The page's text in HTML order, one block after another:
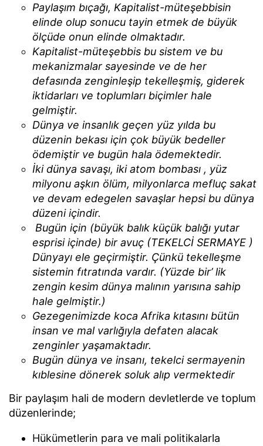
Paylaşım bıçağı, Kapitalist-müteşebbisin
elinde olup sonucu tayin etmek de büyük
ölçüde onun elinde olmaktadır.
Kapitalist-müteşebbis bu sistem ve bu
mekanizmalar sayesinde ve de her
defasında zenginleşip tekelleşmiş, giderek
iktidarları ve toplumları biçimler hale
gelmiştir.
Dünya ve insanlık geçen yüz yılda bu
düzenin bekası için çok büyük bedeller
ödemiştir ve bugün hala ödemektedir.
İki dünya savaşı, iki atom bombası , yüz
milyonu aşkın ölüm, milyonlarca mefluç sakat
ve devam edegelen savaşlar hepsi bu dünya
düzeni içindir.
Bugün için (büyük balık küçük balığı yutar
esprisi içinde) bir avuç (TEKELCİ SERMAYE )
Dünyayı ele geçirmiştir. Çünkü tekelleşme
sistemin fıtratında vardır. (Yüzde bir’ lik
zengin kesim dünya malının yarısına sahip
hale gelmiştir.)
Gezegenimizde koca Afrika kıtasını bütün
insan ve mal varlığıyla defaten alacak
zenginler yaşamaktadır.
Bugün dünya ve insanı, tekelci sermayenin
kıblesine dönerek soluk alıp vermektedir
Bir paylaşım hali de modern devletlerde ve toplum
düzenlerinde;
Hükümetlerin para ve mali politikalarla